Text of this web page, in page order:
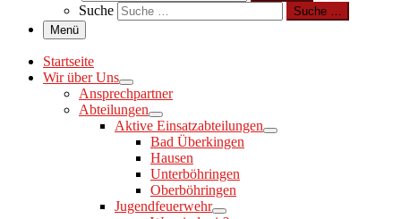
Suche
Suche …
Menü
Startseite
Wir über Uns
Ansprechpartner
Abteilungen
Aktive Einsatzabteilungen
Bad Überkingen
Hausen
Unterböhringen
Oberböhringen
Jugendfeuerwehr